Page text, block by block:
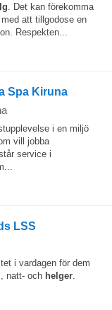
. Det kan förekomma
att tillgodose en
Respekten...
Spa Kiruna
i en miljö
vill jobba
service i
LSS
i vardagen för dem
natt- och helger.